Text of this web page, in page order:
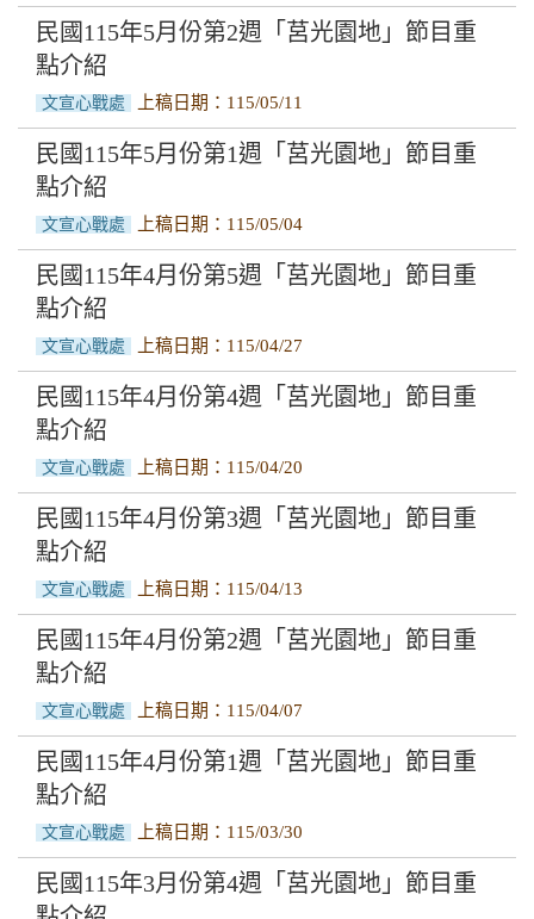
民國115年5月份第2週「莒光園地」節目重
點介紹
文宣心戰處 上稿日期：115/05/11
民國115年5月份第1週「莒光園地」節目重
點介紹
文宣心戰處 上稿日期：115/05/04
民國115年4月份第5週「莒光園地」節目重
點介紹
文宣心戰處 上稿日期：115/04/27
民國115年4月份第4週「莒光園地」節目重
點介紹
文宣心戰處 上稿日期：115/04/20
民國115年4月份第3週「莒光園地」節目重
點介紹
文宣心戰處 上稿日期：115/04/13
民國115年4月份第2週「莒光園地」節目重
點介紹
文宣心戰處 上稿日期：115/04/07
民國115年4月份第1週「莒光園地」節目重
點介紹
文宣心戰處 上稿日期：115/03/30
民國115年3月份第4週「莒光園地」節目重